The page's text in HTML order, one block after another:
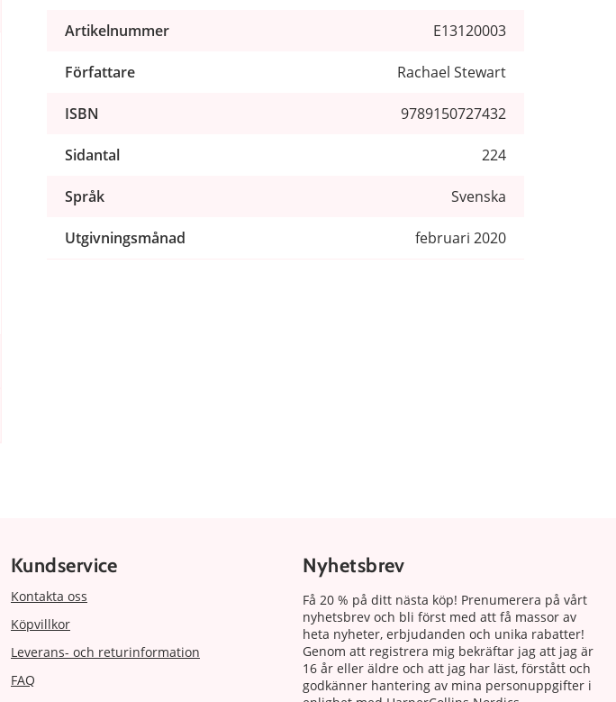
Artikelnummer E13120003
Författare Rachael Stewart
ISBN 9789150727432
Sidantal 224
Språk Svenska
Utgivningsmånad februari 2020
Kundservice
Kontakta oss
Köpvillkor
Leverans- och returinformation
FAQ
Nyhetsbrev
Få 20 % på ditt nästa köp! Prenumerera på vårt
nyhetsbrev och bli först med att få massor av
heta nyheter, erbjudanden och unika rabatter!
Genom att registrera mig bekräftar jag att jag är
16 år eller äldre och att jag har läst, förstått och
godkänner hantering av mina personuppgifter i